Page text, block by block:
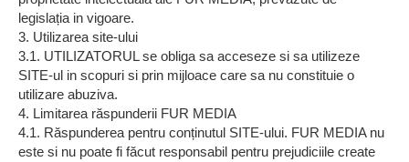
legislația in vigoare.
3. Utilizarea site-ului
3.1. UTILIZATORUL se obliga sa acceseze si sa utilizeze
SITE-ul in scopuri si prin mijloace care sa nu constituie o
utilizare abuziva.
4. Limitarea răspunderii FUR MEDIA
4.1. Răspunderea pentru conținutul SITE-ului. FUR MEDIA nu
este si nu poate fi făcut responsabil pentru prejudiciile create